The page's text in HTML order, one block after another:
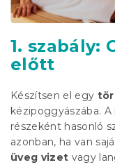
1. szabály:
előtt
Készítsen el egy
kézipoggyászába.
részeként hasonló
azonban, ha van
üveg vizet vagy